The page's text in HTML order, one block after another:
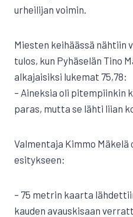
urheilijan voimin.
Miesten keihäässä nähtiin
tulos, kun Pyhäselän Tino
alkajaisiksi lukemat 75,78:
– Aineksia oli pitempiinkin
paras, mutta se lähti liian
Valmentaja Kimmo
esitykseen:
– 75 metrin kaarta
kauden avauskisaan